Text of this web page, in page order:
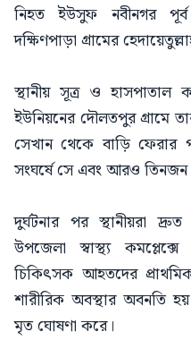
‎নিহত ইউসুফ নবীনগর
দক্ষিণপাড়া গ্রামের
‎স্থানীয় সূত্র ও
ইউনিয়নের দৌলতপুর গ্রামে
সেখান থেকে বাড়ি
সংঘর্ষে সে এবং আরও
‎দুর্ঘটনার পর স্থানীয়রা
উপজেলা স্বাস্থ্য
চিকিৎসক আহতদের
শারীরিক অবস্থার অবনতি
মৃত ঘোষণা করে।